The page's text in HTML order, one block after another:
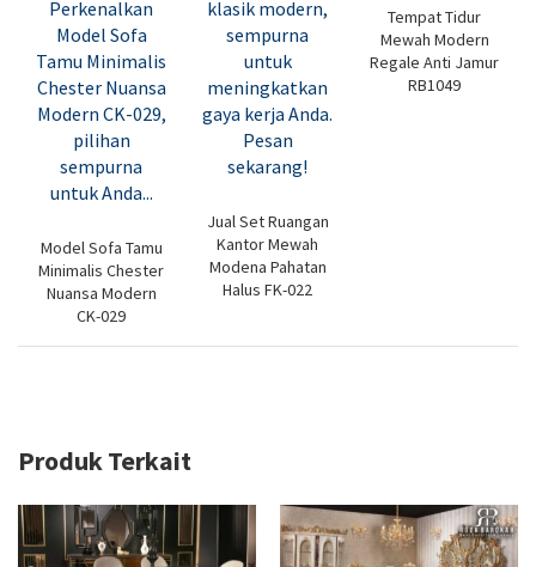
Model Sofa Tamu
Minimalis Chester
Nuansa Modern
CK-029
Jual Set Ruangan
Kantor Mewah
Modena Pahatan
Halus FK-022
Tempat Tidur
Mewah Modern
Regale Anti Jamur
RB1049
Produk Terkait